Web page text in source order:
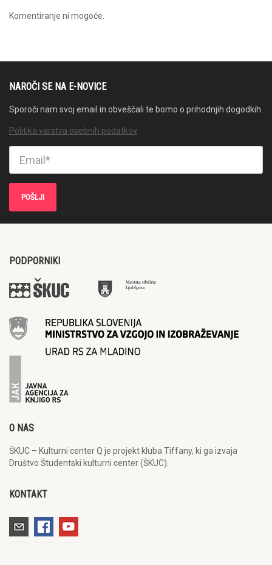
Komentiranje ni mogoče.
NAROČI SE NA E-NOVICE
Sporoči nam svoj email in obveščali te bomo o prihodnjih dogodkih.
Politika varstva osebnih podatkov
PODPORNIKI
O NAS
ŠKUC – Kulturni center Q je projekt kluba Tiffany, ki ga izvaja
Društvo Študentski kulturni center (ŠKUC).
KONTAKT